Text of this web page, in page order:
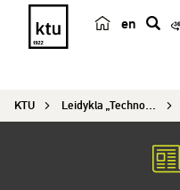
en
e
KTU Leidykla „Technologija“